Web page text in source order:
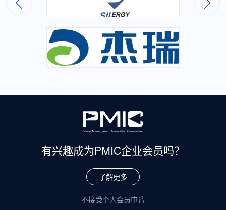
有兴趣成为PMIC企业会员吗？
了解更多
不接受个人会员申请